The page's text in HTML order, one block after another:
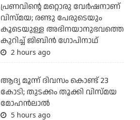
പ്രണവിന്റെ മറ്റൊരു വേർഷനാണ്
വിസ്മയ; രണ്ടു പേരുടെയും
കൂടെയുള്ള അഭിനയാനുഭവത്തെ
കുറിച്ച് ജിബിൻ ഗോപിനാഥ്
2 hours ago
ആദ്യ മൂന്ന് ദിവസം കൊണ്ട് 23
കോടി; തുടക്കം തൂക്കി വിസ്മയ
മോഹന്‍ലാല്‍
5 hours ago